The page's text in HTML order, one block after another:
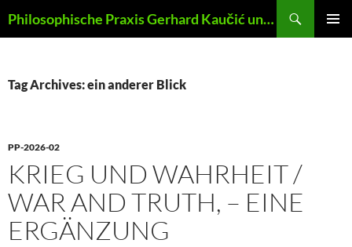
to
Philosophische Praxis Gerhard Kaučić und Anna Lydia Huber
Tag Archives: ein anderer Blick
PP-2026-02
KRIEG UND WAHRHEIT /
WAR AND TRUTH, – EINE
ERGÄNZUNG